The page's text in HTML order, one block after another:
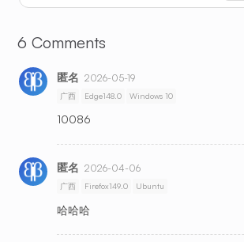
6 Comments
匿名 2026-05-19
广西 Edge148.0 Windows 10
10086
匿名 2026-04-06
广西 Firefox149.0 Ubuntu
哈哈哈